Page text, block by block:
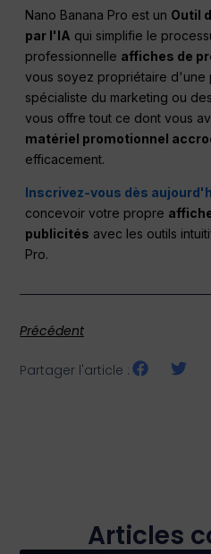
Nano Banana Pro est un Outil
par l'IA qui simplifie le
professionnelle affiches de
vous soyez propriétaire d'une
spécialiste du marketing ou
vous offre tout ce dont vous
matériel promotionnel
efficacement.
Inscrivez-vous dès
concevoir votre propre
publicités avec les outils
Pro.
Précédent
Partager l'article :
Articles